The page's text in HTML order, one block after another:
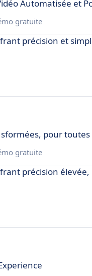
Automatisée et
gratuite
précision et
pour toutes
gratuite
précision